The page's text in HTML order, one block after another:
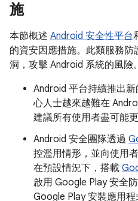
施
本節概述 Android 安全性平台
的資安因應措施。此類服務
洞，攻擊 Android 系統的風險。
Android 平台持續推出
心人士越來越難在
建議所有使用者盡可能
Android 安全團隊透過
控濫用情形，並向使用
在預設情況下，搭載
啟用 Google Play 安全
Google Play 安裝應用